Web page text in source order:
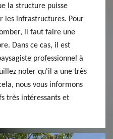
la structure puisse
les infrastructures. Pour
il faut faire une
Dans ce cas, il est
professionnel à
noter qu'il a une très
nous vous informons
très intéressants et